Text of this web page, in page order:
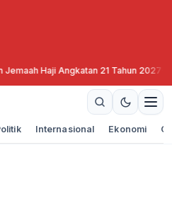
Haji Angkatan 21 Tahun 2027·
Internasional Ekonomi